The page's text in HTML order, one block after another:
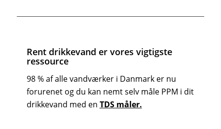
Rent drikkevand er vores vigtigste
ressource
98 % af alle vandværker i Danmark er nu
forurenet og du kan nemt selv måle PPM i dit
drikkevand med en TDS måler.